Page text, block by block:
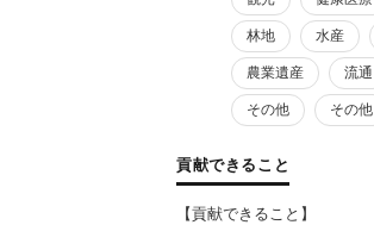
林地 水産
農業遺産 流通
その他 その他
貢献できること
【貢献できること】